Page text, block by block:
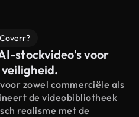
stockvideo's voor
zowel commerciële als
de videobibliotheek
realisme met de